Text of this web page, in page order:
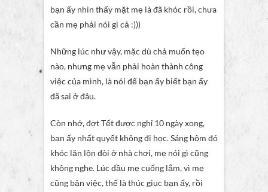
bạn ấy nhìn thấy mặt mẹ là đã khóc rồi, chưa
cần mẹ phải nói gì cả :)))
Những lúc như vậy, mặc dù chả muốn tẹo
nào, nhưng mẹ vẫn phải hoàn thành công
việc của mình, là nói để bạn ấy biết bạn ấy
đã sai ở đâu.
Còn nhớ, đợt Tết được nghỉ 10 ngày xong,
bạn ấy nhất quyết không đi học. Sáng hôm đó
khóc lăn lộn đòi ở nhà chơi, mẹ nói gì cũng
không nghe. Lúc đầu mẹ cuống lắm, vì mẹ
cũng bận việc, thế là thúc giục bạn ấy, rồi